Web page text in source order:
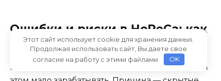
Ошибки и риски в HoReCa: как
не терять маржу
В HoReCa можно делать хороший оборот и при
Этот сайт использует cookie для хранения данных.
Продолжая использовать сайт, Вы даете свое
согласие на работу с этими файлами.
OK